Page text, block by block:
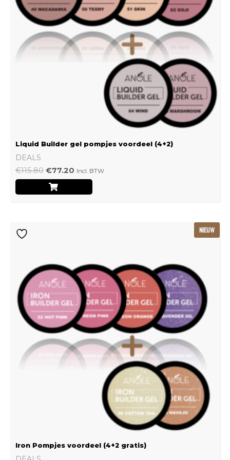
Liquid Builder gel pompjes voordeel (4+2)
DEALS
€115.80 €77.20 Incl. BTW
NIEUW
Iron Pompjes voordeel (4+2 gratis)